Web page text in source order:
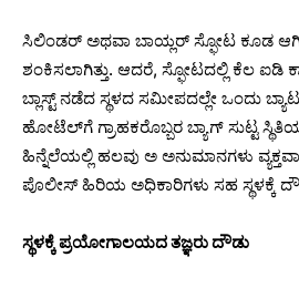
ಸಿಲಿಂಡರ್‌ ಅಥವಾ ಬಾಯ್ಲರ್‌ ಸ್ಫೋಟ ಕೂಡ
ಶಂಕಿಸಲಾಗಿತ್ತು. ಆದರೆ, ಸ್ಫೋಟದಲ್ಲಿ ಕೆಲ ಐಡಿ
ಬ್ಲಾಸ್ಟ್​​ ನಡೆದ ಸ್ಥಳದ ಸಮೀಪದಲ್ಲೇ ಒಂದು
ಹೋಟೆಲ್​​ಗೆ ಗ್ರಾಹಕರೊಬ್ಬರ ಬ್ಯಾಗ್​ ಸುಟ್ಟ
ಹಿನ್ನೆಲೆಯಲ್ಲಿ ಹಲವು ಅ ಅನುಮಾನಗಳು
ಪೊಲೀಸ್ ಹಿರಿಯ ಅಧಿಕಾರಿಗಳು ಸಹ ಸ್ಥಳಕ್ಕೆ
ಸ್ಥಳಕ್ಕೆ ಪ್ರಯೋಗಾಲಯದ ತಜ್ಞರು ದೌಡು